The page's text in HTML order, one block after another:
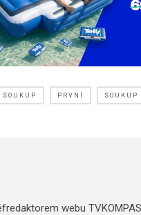
PRVNÍ SOUKUP
webu